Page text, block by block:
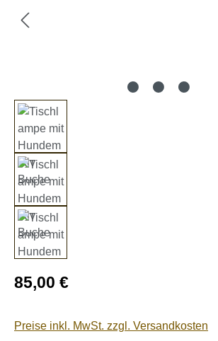
Regulärer Preis:
85,00 €
Preise inkl. MwSt. zzgl. Versandkosten